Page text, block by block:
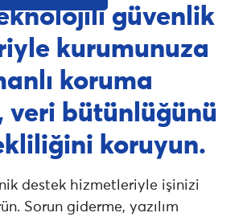
güvenlik
kurumunuza
koruma
veri bütünlüğünü
koruyun.
destek hizmetleriyle işinizi
Sorun giderme, yazılım